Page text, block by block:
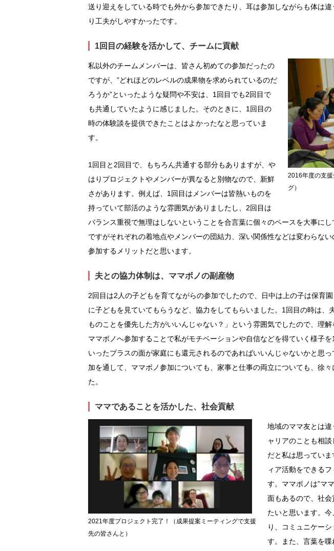
送り迎えをしている時でも外から参加できたり、耳は参加しながらも体は
り工夫がしやすかったです。
1回目の経験を活かして、チームに貢献
2016年度の支
グ）
私以外のチームメンバーは、皆さん初めての参加だったの
ですが、”どれほどのレベルの成果物を求められているのだ
ろうか”といったような疑問や不安は、1回目でも2回目で
も共通していたように感じました。そのときに、1回目の
時の体験談を提供できたことはよかったなと思っていま
す。
1回目と2回目で、もちろん共通する部分もありますが、や
はりプロジェクトやメンバーが異なると別物なので、新鮮
さがあります。例えば、1回目はメンバーは皆熱いものを
持っていて部活のような雰囲気がありましたし、2回目は
バランス重視で無理はしないということを合言葉に個々のペースを大事に
ですがそれぞれの着地点やメンバーの団結力、深い関係性などは変わらな
参加するメリットだと思います。
夫との協力体制は、ママボノの副産物
2回目は2人の子どもを育てながらの参加でしたので、日中は上の子は保育
に子どもを見ていてもらうなど、協力をしてもらいました。1回目の時は、
ものことを優先した方がいいんじゃない？」という雰囲気でしたので、理解
ママボノへ参加することで私がモチベーションや自信などを得ていく様子
いったプラスの面が家庭にも還元されるのであればいいんじゃないかと思
加を通して、ママボノ参加についても、家事と仕事の両立についても、徐
た。
ママであることを活かした、社会貢献
2021年度プロジェクト完了！（成果提案ミーティングで支援
先の皆さんと）
地域のママ友とは
ャリアのことも相
だと私は思ってい
ィア活動をできる
す。ママボノは”マ
面もあるので、社
たいと思います。
り、コミュニケー
す。また、言葉を